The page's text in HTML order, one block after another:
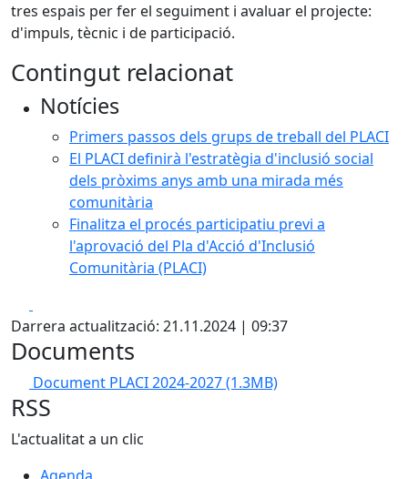
tres espais per fer el seguiment i avaluar el projecte:
d'impuls, tècnic i de participació.
Contingut relacionat
Notícies
Primers passos dels grups de treball del PLACI
El PLACI definirà l'estratègia d'inclusió social
dels pròxims anys amb una mirada més
comunitària
Finalitza el procés participatiu previ a
l'aprovació del Pla d'Acció d'Inclusió
Comunitària (PLACI)
Darrera actualització: 21.11.2024 | 09:37
Documents
Document PLACI 2024-2027(1.3MB)
RSS
L'actualitat a un clic